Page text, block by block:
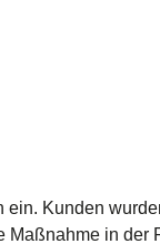
Kunden
in